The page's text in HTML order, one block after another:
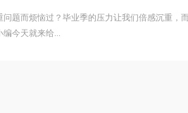
题而烦恼过？毕业季的压力让我们倍感沉重，
编今天就来给...